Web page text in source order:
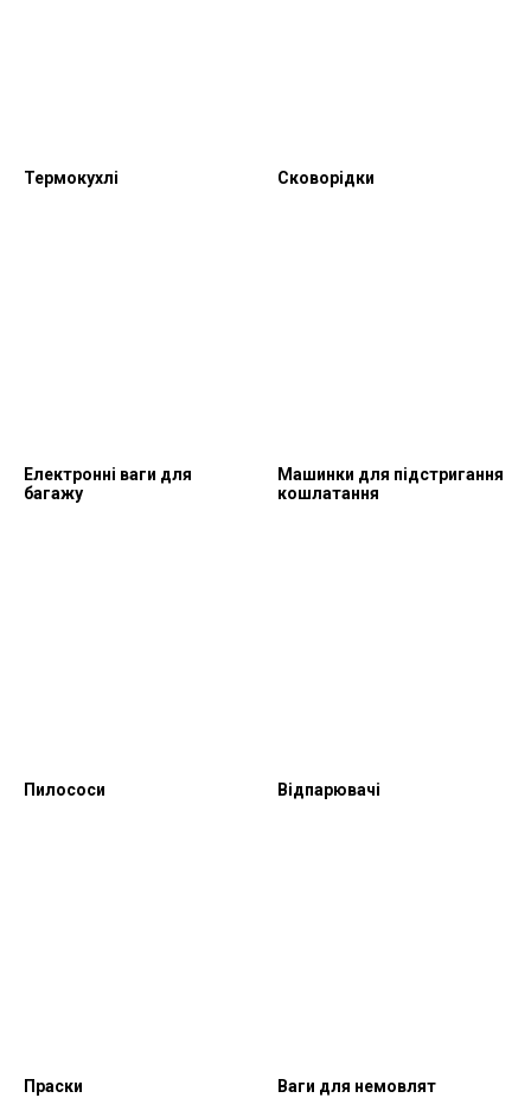
Термокухлі Сковорідки
Електронні ваги для
багажу
Машинки для підстригання
кошлатання
Пилососи Відпарювачі
Праски Ваги для немовлят